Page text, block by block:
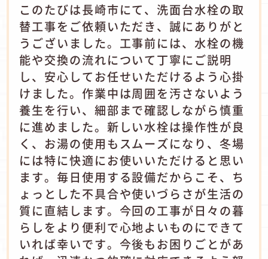
このたびは長崎市にて、洗面台水栓の取
替工事をご依頼いただき、誠にありがと
うございました。工事前には、水栓の機
能や交換の流れについて丁寧にご説明
し、安心してお任せいただけるよう心掛
けました。作業中は周囲を汚さないよう
養生を行い、細部まで確認しながら慎重
に進めました。新しい水栓は操作性が良
く、お湯の使用もスムーズになり、冬場
には特に快適にお使いいただけると思い
ます。毎日使用する設備だからこそ、ち
ょっとした不具合や使いづらさが生活の
質に直結します。今回の工事が日々の暮
らしをより便利で心地よいものにできて
いれば幸いです。今後もお困りごとがあ